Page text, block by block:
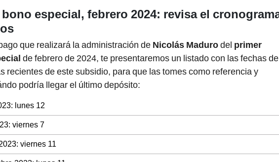
especial, febrero 2024: revisa el cronograma
que realizará la administración de
de febrero de 2024, te presentaremos un listado con las fechas de
recientes de este subsidio, para que las tomes como referencia y
podría llegar el último depósito:
viernes 7
viernes 11
2023: lunes 11